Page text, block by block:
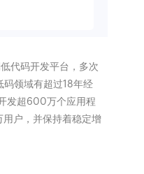
代码开发平台，多次
码领域有超过18年经
发超600万个应用程
户，并保持着稳定增